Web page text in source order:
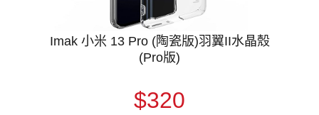
Imak 小米 13 Pro (陶瓷版)羽翼II水晶殼
(Pro版)
$320